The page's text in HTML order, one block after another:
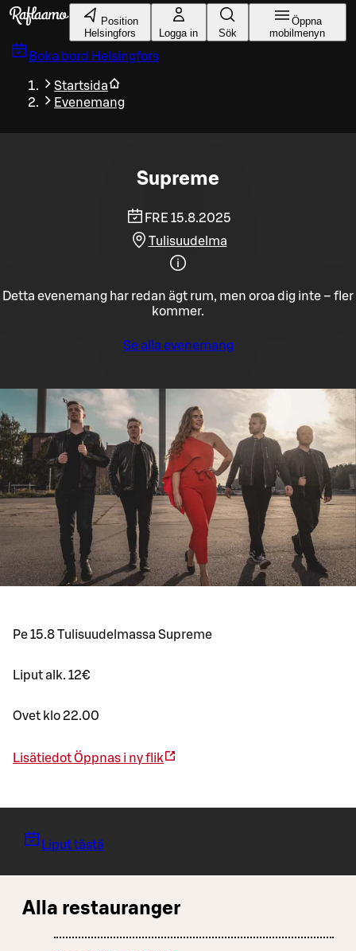
Gå till huvudinnehållet
Position
Helsingfors
Logga in Sök
Öppna
mobilmenyn
Boka bord Helsingfors
Startsida
Evenemang
Supreme
FRE 15.8.2025
Tulisuudelma
Detta evenemang har redan ägt rum, men oroa dig inte – fler
kommer.
Se alla evenemang
Pe 15.8 Tulisuudelmassa Supreme
Liput alk. 12€
Ovet klo 22.00
LisätiedotÖppnas i ny flik
Liput tästä
Alla restauranger